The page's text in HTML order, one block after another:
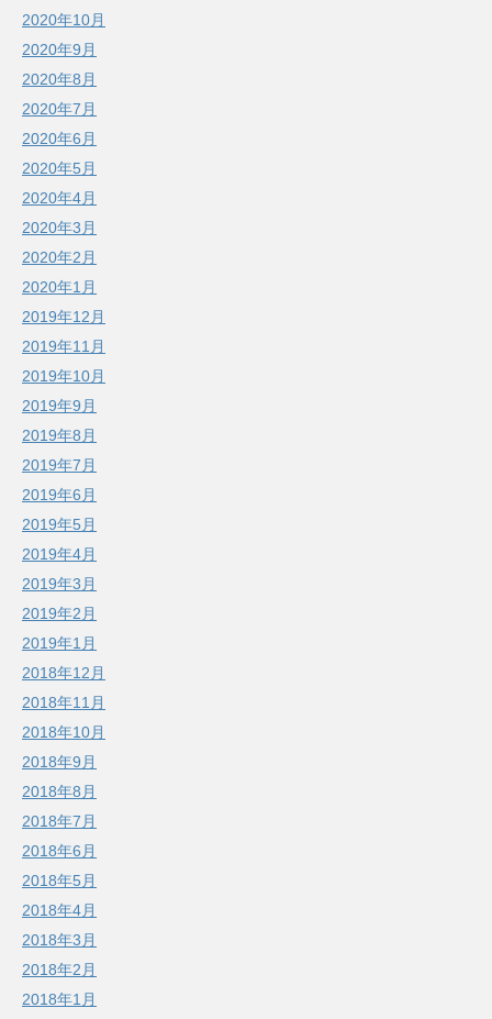
2020年10月
2020年9月
2020年8月
2020年7月
2020年6月
2020年5月
2020年4月
2020年3月
2020年2月
2020年1月
2019年12月
2019年11月
2019年10月
2019年9月
2019年8月
2019年7月
2019年6月
2019年5月
2019年4月
2019年3月
2019年2月
2019年1月
2018年12月
2018年11月
2018年10月
2018年9月
2018年8月
2018年7月
2018年6月
2018年5月
2018年4月
2018年3月
2018年2月
2018年1月